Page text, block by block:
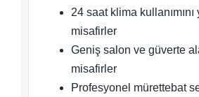
24 saat klima
misafirler
Geniş salon ve güverte
misafirler
Profesyonel mürettebat